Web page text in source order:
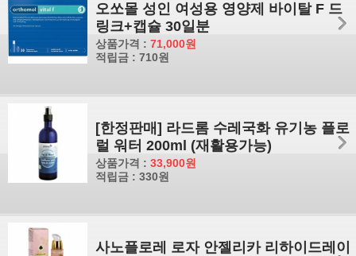
오쏘몰 성인 여성용 영양제 바이탈 F 드
링크+캡슐 30일분
상품가격 : 71,000원
적립금 : 710원
[한정판매] 라드롬 수레국화 유기농 플로
럴 워터 200ml (재활용가능)
상품가격 : 33,900원
적립금 : 330원
사노플로레 로자 안젤리카 리하이드레이